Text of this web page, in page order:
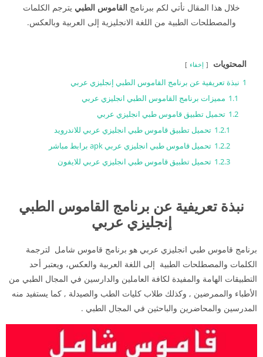
خلال هذا المقال نأتي لكم ببرنامج القاموس الطبي يترجم الكلمات
والمصطلحات الطبية من اللغة الانجليزية إلى العربية وبالعكس.
المحتويات إخفاء
1 نبذة تعريفية عن برنامج القاموس الطبي إنجليزي عربي
1.1 مميزات برنامج القاموس الطبي انجليزي عربي
1.2 تحميل تطبيق قاموس طبي انجليزي عربي
1.2.1 تحميل تطبيق قاموس طبي انجليزي عربي للاندرويد
1.2.2 تحميل قاموس طبي انجليزي عربي apk برابط مباشر
1.2.3 تحميل تطبيق قاموس طبي انجليزي عربي للايفون
نبذة تعريفية عن برنامج القاموس الطبي
إنجليزي عربي
برنامج قاموس طبي انجليزي عربي هو برنامج قاموس شامل لترجمة
الكلمات والمصطلحات الطبية إلى اللغة العربية والعكس، ويعتبر أحد
التطبيقات الهامة والمفيدة لكافة العاملين والدارسين في المجال الطبي من
الأطباء والممرضين , وكذلك طلاب كليات الطب والصيدلة , كما يستفيد منه
المدرسين والمحاضرين والباحثين في المجال الطبي .